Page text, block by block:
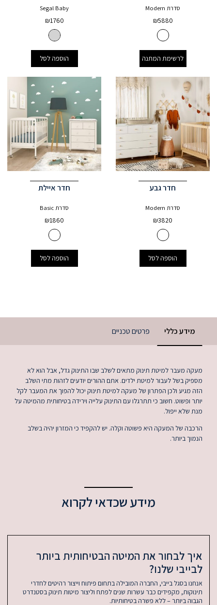
סדרת Modern
₪5880
לרשימת המתנה
Segal Baby
₪1760
הוספה לסל
חדר גבע
סדרת Modern
₪3820
הוספה לסל
חדר איילת
סדרת Basic
₪1860
הוספה לסל
מידע כללי פרטים טכניים
מעקה מעבר למיטת תינוק מתאים לשלב שבו התינוק גדל, אבל הוא לא
מספיק בשל לעבור למיטת ילדים. אתם ההורים יודעים לזהות מתי השלב
הזה מגיע ולכן הפתרון של מעקה למיטת תינוק יכול להפוך את המעבר לקל
יותר ופשוט. חשוב כי תתרגלו עם התינוק עלייה וירידה בטיחותית מהמיטה על
מנת שלא ייפול.
הרכבה של המעקה היא פשוטה וקלה. יש להקפיד כי המזרון יהיה בשלב
הנמוך ביותר.
מידע שכדאי לקרוא
איך לבחור את המיטה הבטיחותית ביותר
לבייבי שלנו?
אנחנו בסגל בייבי, החברה המובילה בתחום פיתוח וייצור רהיטים לחדרי
תינוקות, מקפידים כבר עשרות שנים לפתח וליצור מיטות תינוק בסטנדרט
הגבוה ביותר – ללא פשרה בטיחותיות.